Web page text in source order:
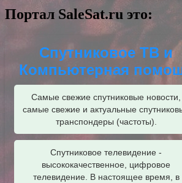
Портал SaleSat.ru это:
Спутниковое ТВ и
Компьютерная
Самые свежие спутниковые новости,
самые свежие и актуальные
транспондеры (частоты).
Спутниковое телевидение -
высококачественное, цифровое
телевидение. В настоящее время, в